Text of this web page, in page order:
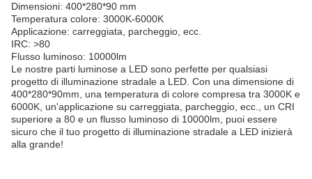
Dimensioni: 400*280*90 mm
Temperatura colore: 3000K-6000K
Applicazione: carreggiata, parcheggio, ecc.
IRC: >80
Flusso luminoso: 10000lm
Le nostre parti luminose a LED sono perfette per qualsiasi
progetto di illuminazione stradale a LED. Con una dimensione di
400*280*90mm, una temperatura di colore compresa tra 3000K e
6000K, un'applicazione su carreggiata, parcheggio, ecc., un CRI
superiore a 80 e un flusso luminoso di 10000lm, puoi essere
sicuro che il tuo progetto di illuminazione stradale a LED inizierà
alla grande!